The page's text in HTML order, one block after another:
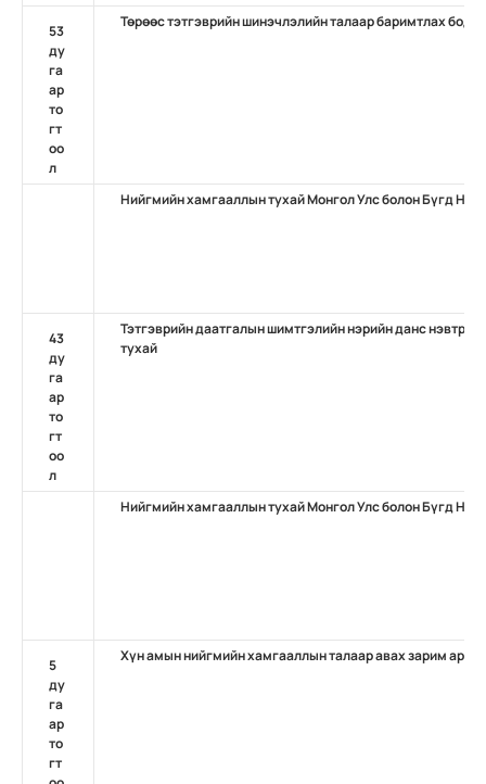
53
ду
га
ар
то
гт
оо
л
Төрөөс тэтгэврийн шинэчлэлийн талаар баримтлах
Нийгмийн хамгааллын тухай Монгол Улс болон Бүгд
43
ду
га
ар
то
гт
оо
л
Тэтгэврийн даатгалын шимтгэлийн нэрийн данс
тухай
Нийгмийн хамгааллын тухай Монгол Улс болон Бүгд
5
ду
га
ар
то
гт
Хүн амын нийгмийн хамгааллын талаар авах зарим арга